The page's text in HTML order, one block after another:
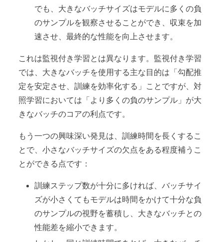
でも、大きなバッチサイズはモデルに多くの負
のサンプルを観察させることができ、収束を加
速させ、最終的な性能を向上させます。
これは監視付き学習とは異なります。監視付き学習
では、大きなバッチを使用する主な目的は「勾配推
定を安定させ、訓練を効率化する」ことですが、対
照学習においては「より多くの負のサンプル」が大
きなバッチのコアの利点です。
もう一つの興味深い発見は、訓練時間を長くするこ
とで、小さなバッチサイズの欠点をある程度補うこ
とができる点です：
訓練ステップ数が十分に多ければ、バッチサイ
ズが小さくてもモデルは時間をかけて十分な負
のサンプルの視野を蓄積し、大きなバッチとの
性能差を縮小できます。